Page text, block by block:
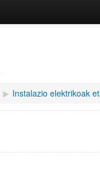
▶︎ Instalazio elektrikoak